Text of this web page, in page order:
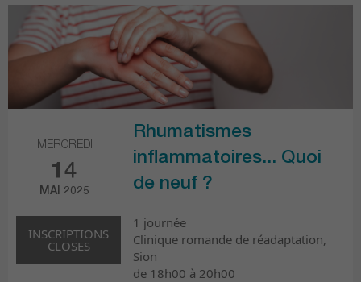
MERCREDI
14
MAI 2025
INSCRIPTIONS
CLOSES
Rhumatismes
inflammatoires... Quoi
de neuf ?
1 journée
Clinique romande de réadaptation,
Sion
de 18h00 à 20h00